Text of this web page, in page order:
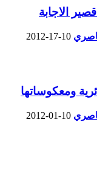
الاجابة
ومعكوساتها